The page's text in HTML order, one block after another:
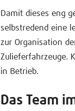
Damit dieses eng
selbstredend eine
zur Organisation
Zulieferfahrzeuge.
in Betrieb.
Das Team